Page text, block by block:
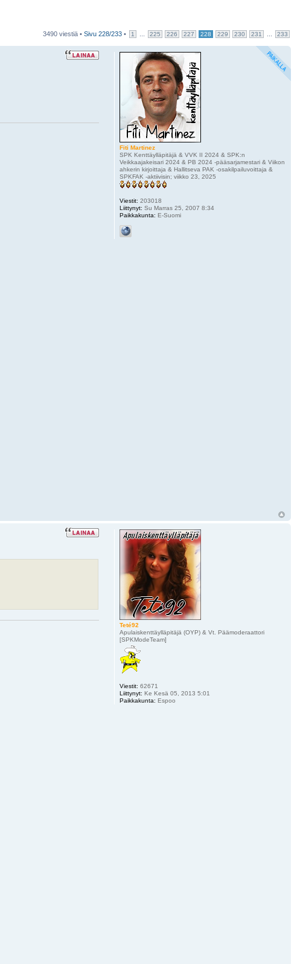
3490 viestiä • Sivu 228/233 • 1 225 226 227 228 229 230 231 233
Fiti Martinez
SPK Kenttäylläpitäjä & VVK II 2024 & SPK:n
Veikkaajakeisari 2024 & PB 2024 -pääsarjamestari & Viikon
ahkerin kirjoittaja & Hallitseva PAK -osakilpailuvoittaja &
SPKFAK -aktiivisin; viikko 23, 2025
Viestit: 203018
Liittynyt: Su Marras 25, 2007 8:34
Paikkakunta: E-Suomi
Teté92
Apulaiskenttäylläpitäjä (OYP) & Vt. Päämoderaattori
[SPKModeTeam]
Viestit: 62671
Liittynyt: Ke Kesä 05, 2013 5:01
Paikkakunta: Espoo